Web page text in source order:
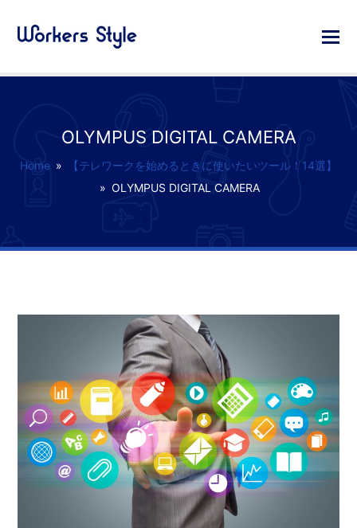
OLYMPUS DIGITAL CAMERA
Home »
【テレワークを始めるときに使いたいツール！14選】
» OLYMPUS DIGITAL CAMERA